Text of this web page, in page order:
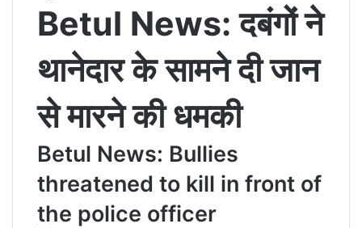
Betul News: दबंगों ने
थानेदार के सामने दी जान
से मारने की धमकी
Betul News: Bullies
threatened to kill in front of
the police officer